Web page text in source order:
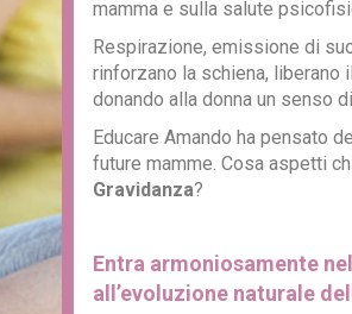
mamma e sulla salute
Respirazione, emissione di
rinforzano la schiena, liberano
donando alla donna un senso
Educare Amando ha pensato
future mamme. Cosa aspetti
Gravidanza?
Entra armoniosamente
all’evoluzione naturale